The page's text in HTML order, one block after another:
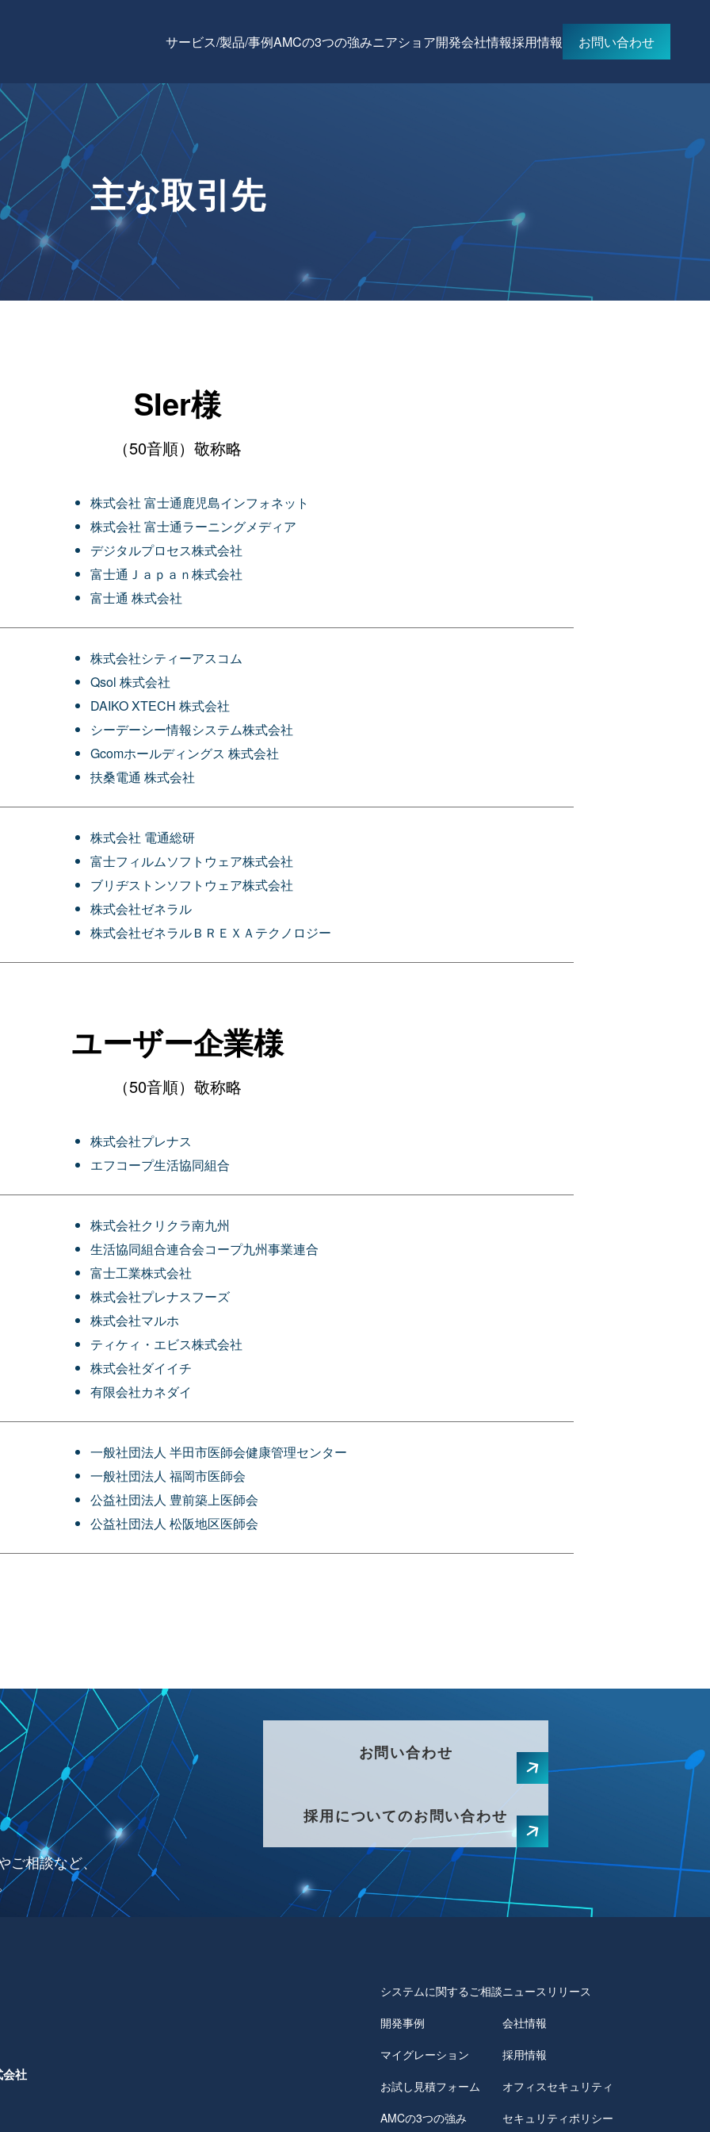
サービス/製品/事例AMCの3つの強みニアショア開発会社情報採用情報 お問い合わせ
主な取引先
SIer様
（50音順）敬称略
株式会社 富士通鹿児島インフォネット
株式会社 富士通ラーニングメディア
デジタルプロセス株式会社
富士通Ｊａｐａｎ株式会社
富士通 株式会社
株式会社シティーアスコム
Qsol 株式会社
DAIKO XTECH 株式会社
シーデーシー情報システム株式会社
Gcomホールディングス 株式会社
扶桑電通 株式会社
株式会社 電通総研
富士フィルムソフトウェア株式会社
ブリヂストンソフトウェア株式会社
株式会社ゼネラル
株式会社ゼネラルＢＲＥＸＡテクノロジー
ユーザー企業様
（50音順）敬称略
株式会社プレナス
エフコープ生活協同組合
株式会社クリクラ南九州
生活協同組合連合会コープ九州事業連合
富士工業株式会社
株式会社プレナスフーズ
株式会社マルホ
ティケィ・エビス株式会社
株式会社ダイイチ
有限会社カネダイ
一般社団法人 半田市医師会健康管理センター
一般社団法人 福岡市医師会
公益社団法人 豊前築上医師会
公益社団法人 松阪地区医師会
ご相談など、
お問い合わせ
採用についてのお問い合わせ
会社
システムに関するご相談
開発事例
マイグレーション
お試し見積フォーム
AMCの3つの強み
ニュースリリース
会社情報
採用情報
オフィスセキュリティ
セキュリティポリシー